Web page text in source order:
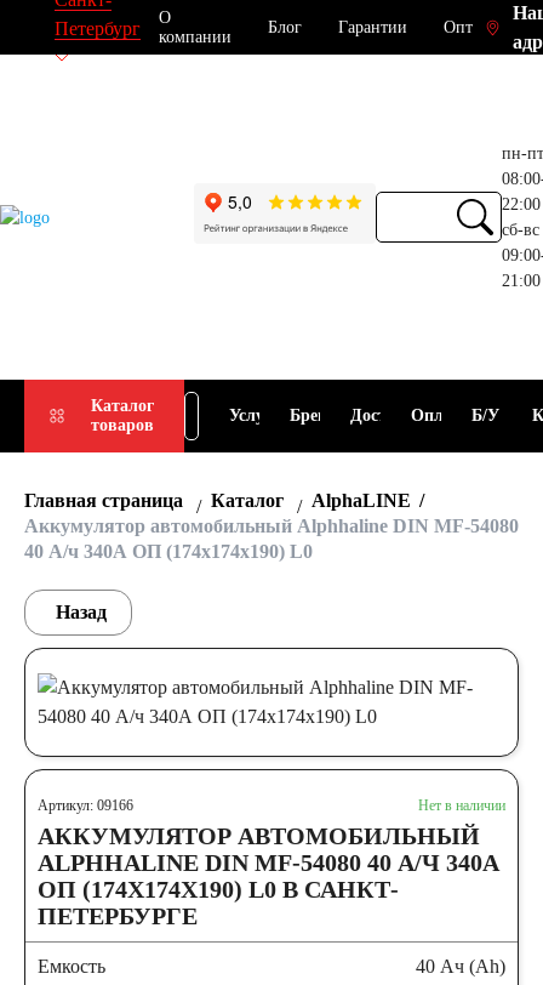
Петербург
О
компании
Блог Гарантии Опт
пн-пт
22:00
сб-вс
21:00
Каталог
товаров
Подбор
АКБ
Услуги Бренды ДоставкаОплата Б/У
Главная страница Каталог
AlphaLINE
Аккумулятор автомобильный Alphhaline DIN MF-54080
40 А/ч 340А ОП (174х174х190) L0
Назад
Артикул: 09166 Нет в наличии
АККУМУЛЯТОР АВТОМОБИЛЬНЫЙ
ALPHHALINE DIN MF-54080 40 А/Ч 340А
ОП (174Х174Х190) L0 В САНКТ-
ПЕТЕРБУРГЕ
Емкость 40 Ач (Ah)